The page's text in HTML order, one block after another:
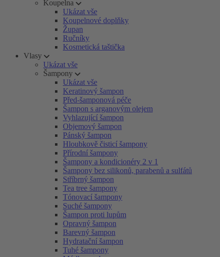
Koupelna
Ukázat vše
Koupelnové doplňky
Župan
Ručníky
Kosmetická taštička
Vlasy
Ukázat vše
Šampony
Ukázat vše
Keratinový šampon
Před-šamponová péče
Šampon s arganovým olejem
Vyhlazující šampon
Objemový šampon
Pánský šampon
Hloubkově čisticí šampony
Přírodní šampony
Šampony a kondicionéry 2 v 1
Šampony bez silikonů, parabenů a sulfátů
Stříbrný šampon
Tea tree šampony
Tónovací šampony
Suché šampony
Šampon proti lupům
Opravný šampon
Barevný šampon
Hydratační šampon
Tuhé šampony